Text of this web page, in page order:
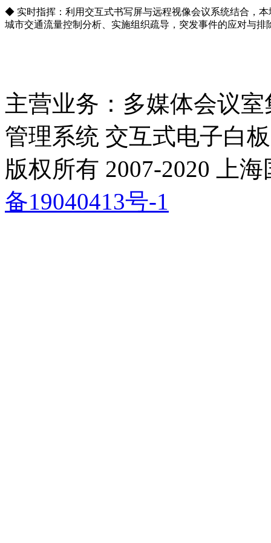
◆ 实时指挥：利用交互式书写屏与远程视像会议系统结合，
城市交通流量控制分析、实施组织疏导，突发事件的应对与排
主营业务：多媒体会议
管理系统 交互式电子白板
版权所有 2007-2020 上
备19040413号-1